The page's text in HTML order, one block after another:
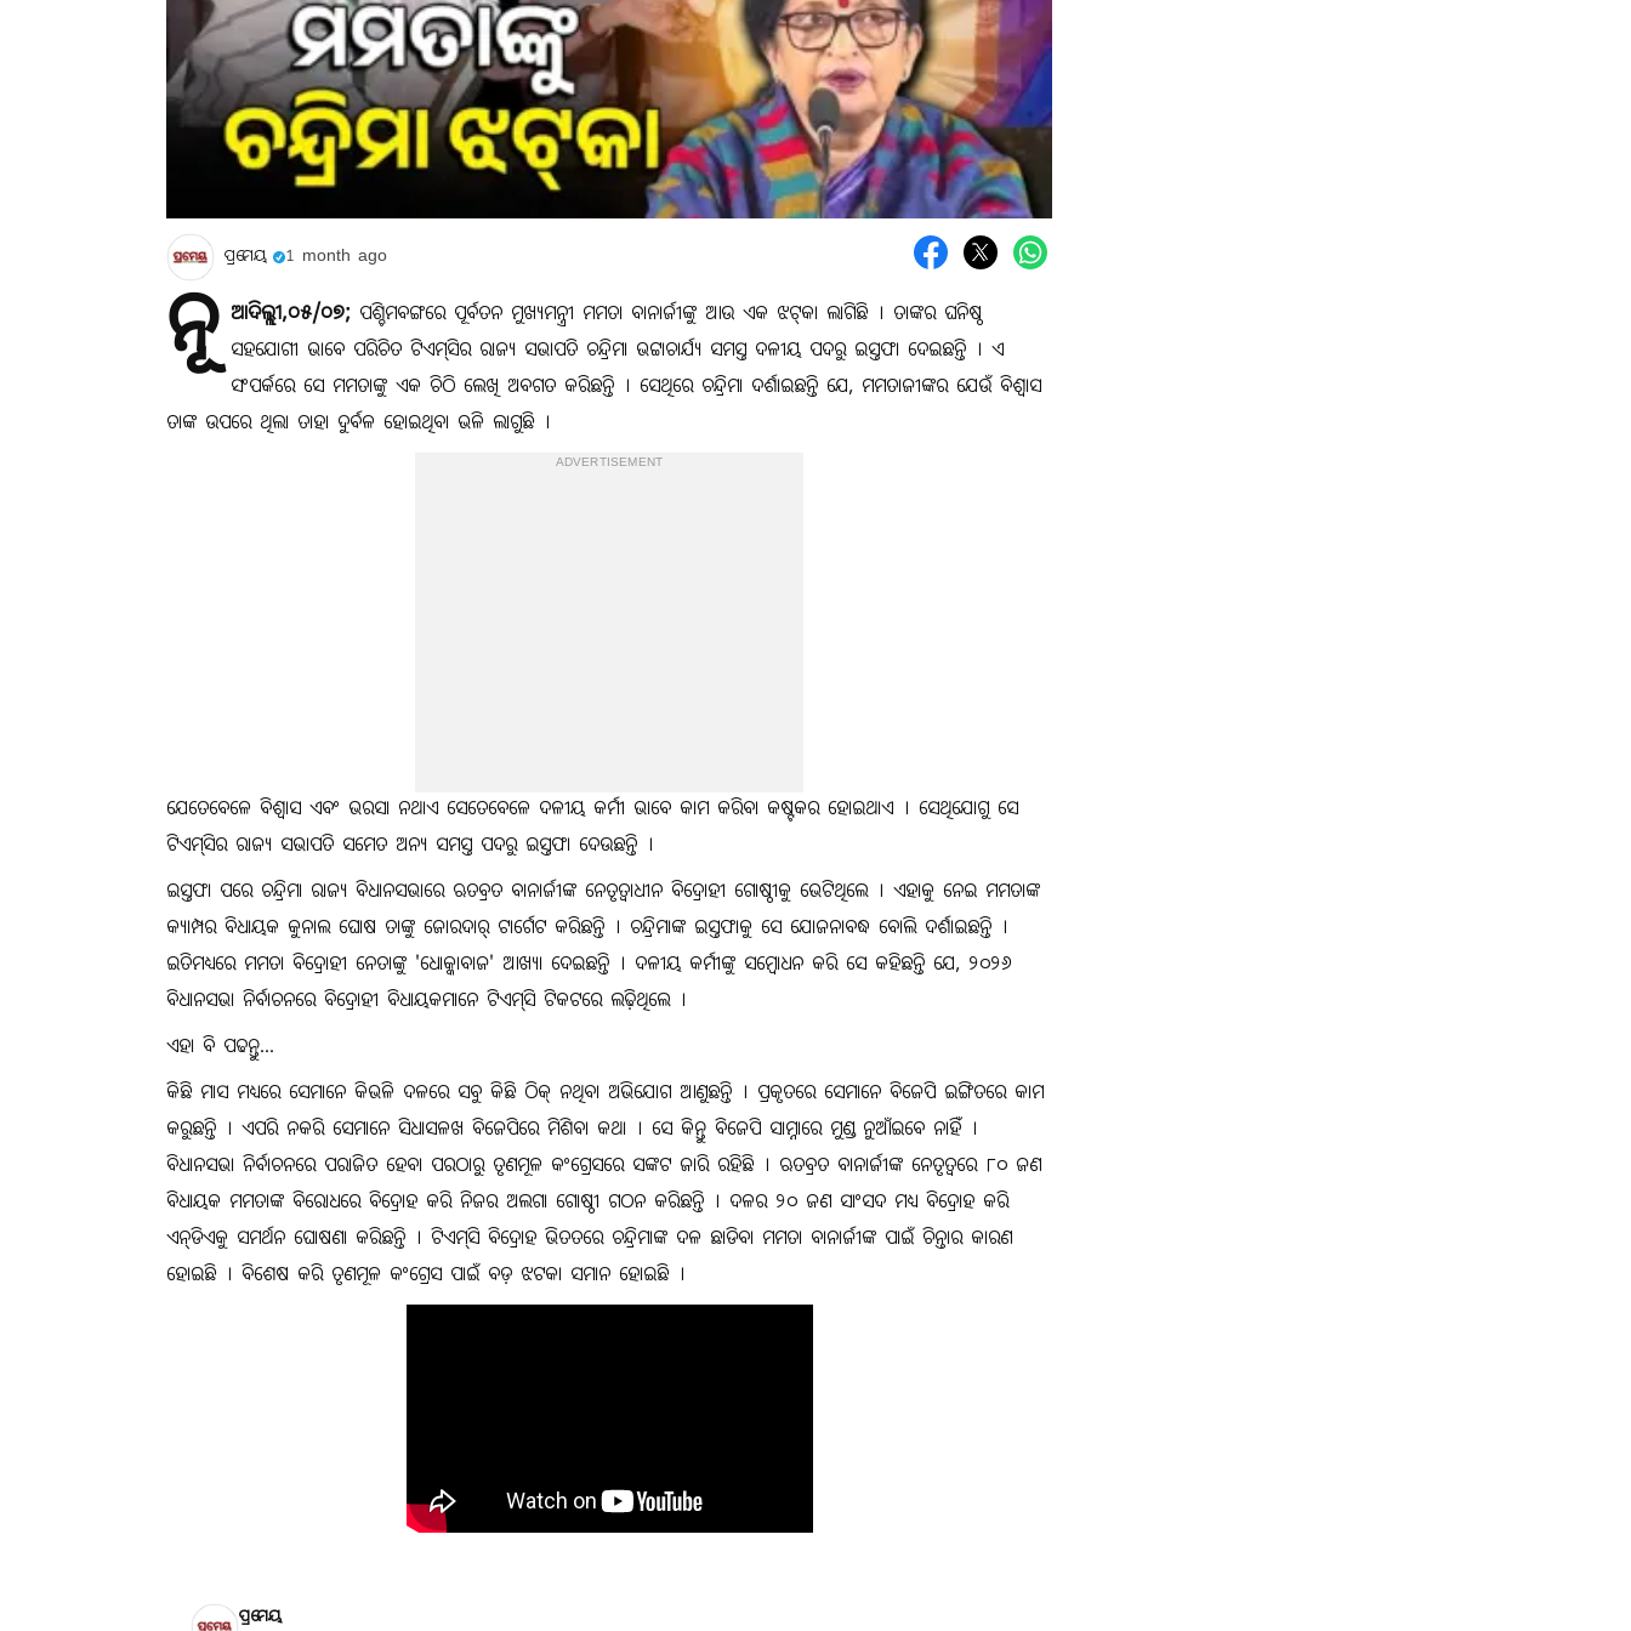
ପ୍ରମେୟ 1 month ago
ନୂ ଆଦିଲ୍ଲୀ,୦୫/୦୭; ପଶ୍ଚିମବଙ୍ଗରେ ପୂର୍ବତନ ମୁଖ୍ୟମନ୍ତ୍ରୀ ମମତା ବାନାର୍ଜୀଙ୍କୁ ଆଉ ଏକ ଝଟ୍‌କା ଲାଗିଛି । ତାଙ୍କର ଘନିଷ୍ଠ
ସହଯୋଗୀ ଭାବେ ପରିଚିତ ଟିଏମ୍‌ସିର ରାଜ୍ୟ ସଭାପତି ଚନ୍ଦ୍ରିମା ଭଟ୍ଟାଚାର୍ଯ୍ୟ ସମସ୍ତ ଦଳୀୟ ପଦରୁ ଇସ୍ତଫା ଦେଇଛନ୍ତି । ଏ
ସଂପର୍କରେ ସେ ମମତାଙ୍କୁ ଏକ ଚିଠି ଲେଖି ଅବଗତ କରିଛନ୍ତି । ସେଥିରେ ଚନ୍ଦ୍ରିମା ଦର୍ଶାଇଛନ୍ତି ଯେ, ମମତାଜୀଙ୍କର ଯେଉଁ ବିଶ୍ୱାସ
ତାଙ୍କ ଉପରେ ଥିଲା ତାହା ଦୁର୍ବଳ ହୋଇଥିବା ଭଳି ଲାଗୁଛି ।
ADVERTISEMENT
ଯେତେବେଳେ ବିଶ୍ୱାସ ଏବଂ ଭରସା ନଥାଏ ସେତେବେଳେ ଦଳୀୟ କର୍ମୀ ଭାବେ କାମ କରିବା କଷ୍ଟକର ହୋଇଥାଏ । ସେଥିଯୋଗୁ ସେ
ଟିଏମ୍‌ସିର ରାଜ୍ୟ ସଭାପତି ସମେତ ଅନ୍ୟ ସମସ୍ତ ପଦରୁ ଇସ୍ତଫା ଦେଉଛନ୍ତି ।
ଇସ୍ତଫା ପରେ ଚନ୍ଦ୍ରିମା ରାଜ୍ୟ ବିଧାନସଭାରେ ଋତବ୍ରତ ବାନାର୍ଜୀଙ୍କ ନେତୃତ୍ୱାଧୀନ ବିଦ୍ରୋହୀ ଗୋଷ୍ଠୀକୁ ଭେଟିଥିଲେ । ଏହାକୁ ନେଇ ମମତାଙ୍କ
କ୍ୟାମ୍ପର ବିଧାୟକ କୁନାଲ ଘୋଷ ତାଙ୍କୁ ଜୋରଦାର୍‌ ଟାର୍ଗେଟ କରିଛନ୍ତି । ଚନ୍ଦ୍ରିମାଙ୍କ ଇସ୍ତଫାକୁ ସେ ଯୋଜନାବଦ୍ଧ ବୋଲି ଦର୍ଶାଇଛନ୍ତି ।
ଇତିମଧ୍ୟରେ ମମତା ବିଦ୍ରୋହୀ ନେତାଙ୍କୁ 'ଧୋକ୍କାବାଜ' ଆଖ୍ୟା ଦେଇଛନ୍ତି । ଦଳୀୟ କର୍ମୀଙ୍କୁ ସମ୍ବୋଧନ କରି ସେ କହିଛନ୍ତି ଯେ, ୨୦୨୬
ବିଧାନସଭା ନିର୍ବାଚନରେ ବିଦ୍ରୋହୀ ବିଧାୟକମାନେ ଟିଏମ୍‌ସି ଟିକଟରେ ଲଢ଼ିଥିଲେ ।
ଏହା ବି ପଢନ୍ତୁ...
କିଛି ମାସ ମଧ୍ୟରେ ସେମାନେ କିଭଳି ଦଳରେ ସବୁ କିଛି ଠିକ୍‌ ନଥିବା ଅଭିଯୋଗ ଆଣୁଛନ୍ତି । ପ୍ରକୃତରେ ସେମାନେ ବିଜେପି ଇଙ୍ଗିତରେ କାମ
କରୁଛନ୍ତି । ଏପରି ନକରି ସେମାନେ ସିଧାସଳଖ ବିଜେପିରେ ମିଶିବା କଥା । ସେ କିନ୍ତୁ ବିଜେପି ସାମ୍ନାରେ ମୁଣ୍ଡ ନୁଆଁଇବେ ନାହିଁ ।
ବିଧାନସଭା ନିର୍ବାଚନରେ ପରାଜିତ ହେବା ପରଠାରୁ ତୃଣମୂଳ କଂଗ୍ରେସରେ ସଙ୍କଟ ଜାରି ରହିଛି । ଋତବ୍ରତ ବାନାର୍ଜୀଙ୍କ ନେତୃତ୍ୱରେ ୮୦ ଜଣ
ବିଧାୟକ ମମତାଙ୍କ ବିରୋଧରେ ବିଦ୍ରୋହ କରି ନିଜର ଅଲଗା ଗୋଷ୍ଠୀ ଗଠନ କରିଛନ୍ତି । ଦଳର ୨୦ ଜଣ ସାଂସଦ ମଧ୍ୟ ବିଦ୍ରୋହ କରି
ଏନ୍‌ଡିଏକୁ ସମର୍ଥନ ଘୋଷଣା କରିଛନ୍ତି । ଟିଏମ୍‌ସି ବିଦ୍ରୋହ ଭିତତରେ ଚନ୍ଦ୍ରିମାଙ୍କ ଦଳ ଛାଡିବା ମମତା ବାନାର୍ଜୀଙ୍କ ପାଇଁ ଚିନ୍ତାର କାରଣ
ହୋଇଛି । ବିଶେଷ କରି ତୃଣମୂଳ କଂଗ୍ରେସ ପାଇଁ ବଡ଼ ଝଟକା ସମାନ ହୋଇଛି ।
ପ୍ରମେୟ